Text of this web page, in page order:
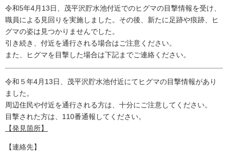
​​令和5年4月13日、茂平沢貯水池付近でのヒグマの目撃情報を受け、
職員による見回りを実施しました。その後、新たに足跡や痕跡、ヒ
グマの姿は見つかりませんでした。
引き続き、付近を通行される場合はご注意ください。
また、ヒグマを目撃した場合は下記までご連絡ください。
令和５年4月13日、茂平沢貯水池付近にてヒグマの目撃情報があり
ました。
周辺住民や付近を通行される方は、十分にご注意してください。
目撃された方は、110番通報してください。
【発見箇所】
【連絡先】